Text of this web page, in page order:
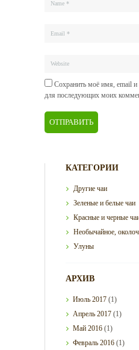
Сохранить моё имя, email и
для последующих моих
КАТЕГОРИИ
Другие чаи
Зеленые и белые чаи
Красные и черные
Необычайное,
Улуны
АРХИВ
Июль2017 (1)
Апрель2017 (1)
Май2016 (1)
Февраль2016 (1)